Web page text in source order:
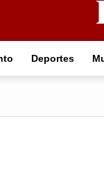
Deportes